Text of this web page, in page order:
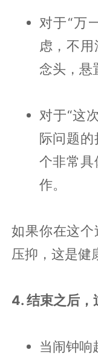
对于“万
虑，不
念头，悬
对于“这
际问题
个非常
作。
如果你在这
压抑，这是健
4. 结束之后，
当闹钟响